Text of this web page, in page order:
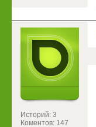
Историй: 3
Коментов: 147